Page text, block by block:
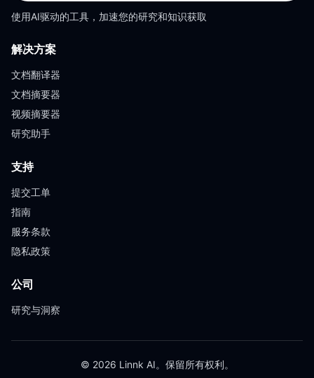
使用AI驱动的工具，加速您的研究和知识获取
解决方案
文档翻译器
文档摘要器
视频摘要器
研究助手
支持
提交工单
指南
服务条款
隐私政策
公司
研究与洞察
© 2026 Linnk AI。保留所有权利。